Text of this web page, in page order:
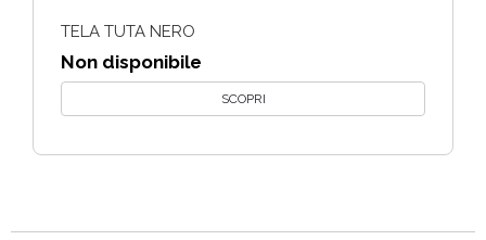
TELA TUTA NERO
Non disponibile
SCOPRI